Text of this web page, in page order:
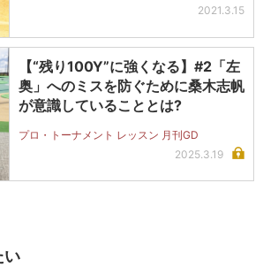
2021.3.15
【“残り100Y”に強くなる】#2「左
奥」へのミスを防ぐために桑木志帆
が意識していることとは?
プロ・トーナメント レッスン 月刊GD
2025.3.19
い